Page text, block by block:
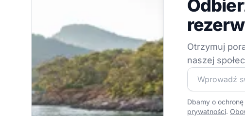
Otrzymuj porady
Otrzymuj
naszej
Dołącz do
Dbamy o
prywatności.